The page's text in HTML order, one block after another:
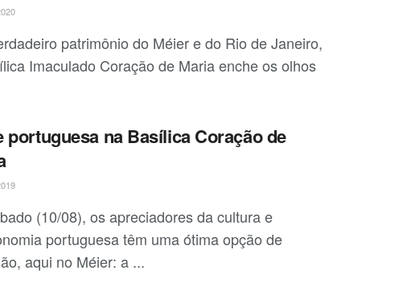
patrimônio do Méier e do Rio de Janeiro,
Imaculado Coração de Maria enche os olhos
portuguesa na Basílica Coração de
(10/08), os apreciadores da cultura e
portuguesa têm uma ótima opção de
aqui no Méier: a ...